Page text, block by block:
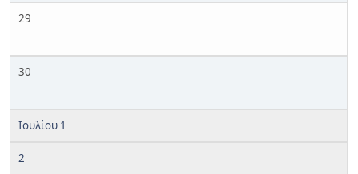
29
30
Ιουλίου 1
2